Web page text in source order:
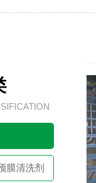
膜清洗剂